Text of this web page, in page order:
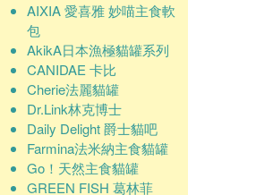
AIXIA 愛喜雅 妙喵主食軟
包
AkikA日本漁極貓罐系列
CANIDAE 卡比
Cherie法麗貓罐
Dr.Link林克博士
Daily Delight 爵士貓吧
Farmina法米納主食貓罐
Go！天然主食貓罐
GREEN FISH 葛林菲